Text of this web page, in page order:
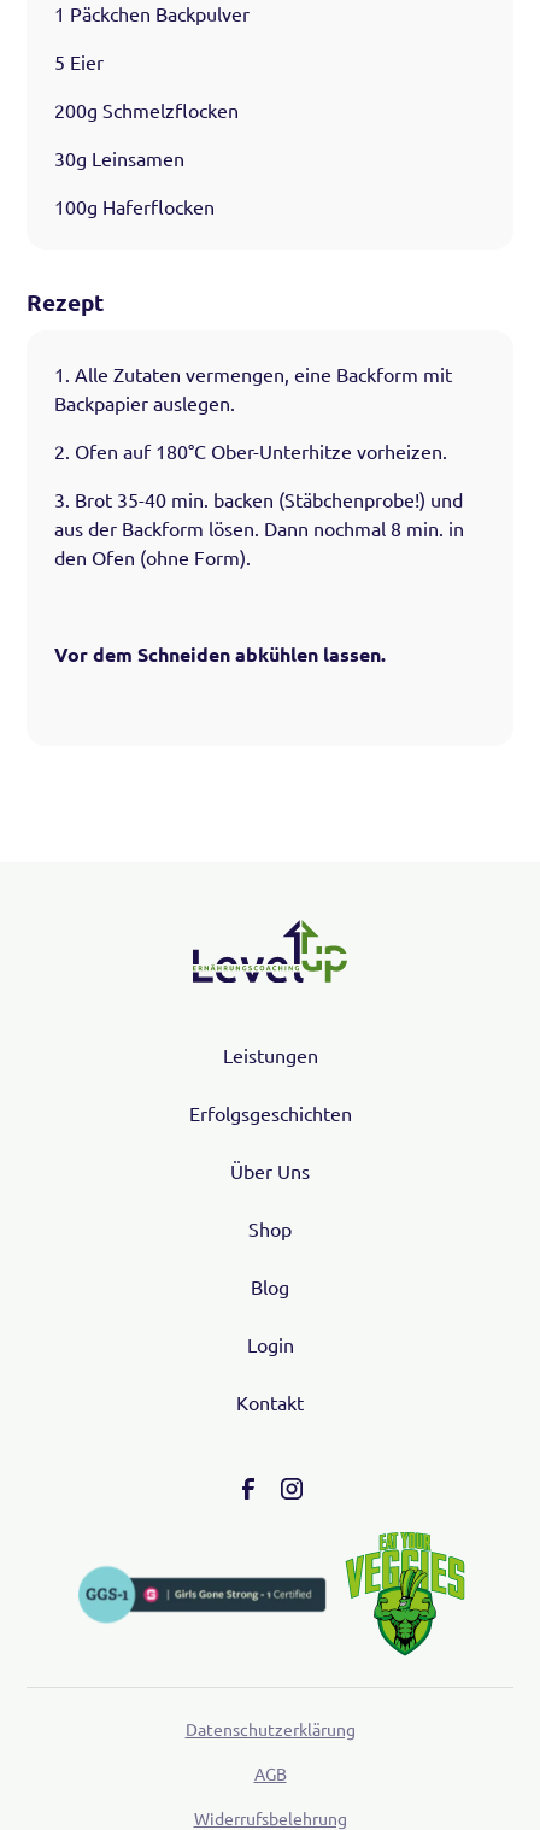
1 Päckchen Backpulver
5 Eier
200g Schmelzflocken
30g Leinsamen
100g Haferflocken
Rezept
1. Alle Zutaten vermengen, eine Backform mit
Backpapier auslegen.
2. Ofen auf 180°C Ober-Unterhitze vorheizen.
3. Brot 35-40 min. backen (Stäbchenprobe!) und
aus der Backform lösen. Dann nochmal 8 min. in
den Ofen (ohne Form).
Vor dem Schneiden abkühlen lassen.
Leistungen
Erfolgsgeschichten
Über Uns
Shop
Blog
Login
Kontakt
Datenschutzerklärung
AGB
Widerrufsbelehrung